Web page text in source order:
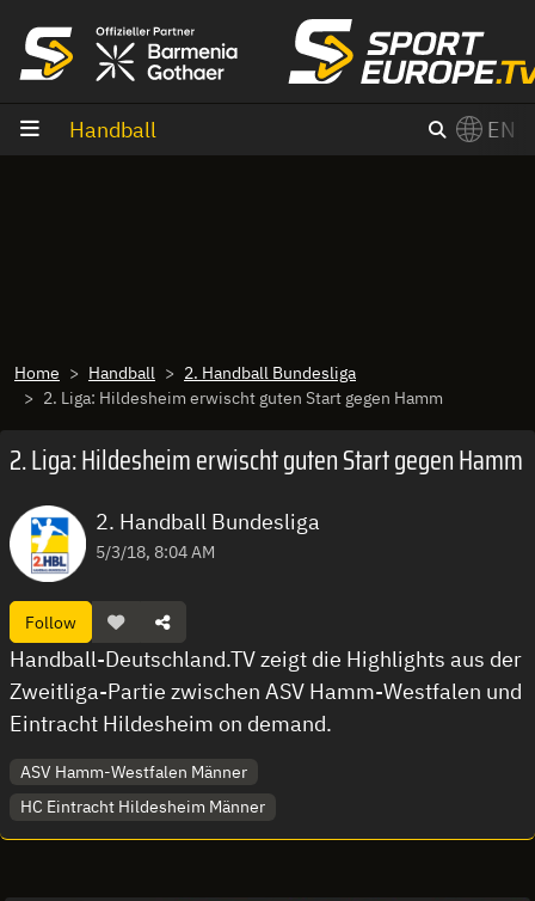
Handball EN
Home Handball
2. Handball Bundesliga
2. Liga: Hildesheim erwischt guten Start gegen Hamm
2. Liga: Hildesheim erwischt guten Start gegen Hamm
2. Handball Bundesliga
5/3/18, 8:04 AM
Follow
Handball-Deutschland.TV zeigt die Highlights aus der
Zweitliga-Partie zwischen ASV Hamm-Westfalen und
Eintracht Hildesheim on demand.
ASV Hamm-Westfalen Männer
HC Eintracht Hildesheim Männer